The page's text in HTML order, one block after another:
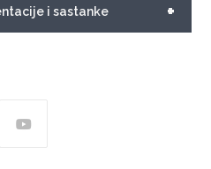
+
i sastanke